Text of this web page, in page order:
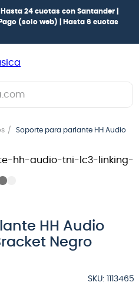
Hasta 24 cuotas con Santander |
(solo web) |
Hasta 6 cuotas
Soporte para parlante HH Audio
HH Audio
Negro
SKU: 1113465